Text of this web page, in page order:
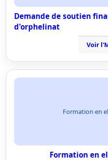
Demande de soutien
d'orphelinat
Voir
Formation en
Formation en